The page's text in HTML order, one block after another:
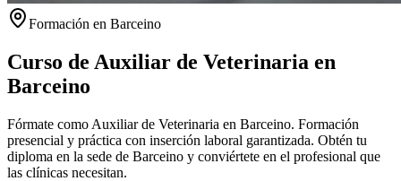
Formación en Barceino
Curso de Auxiliar de Veterinaria en
Barceino
Fórmate como Auxiliar de Veterinaria en Barceino. Formación
presencial y práctica con inserción laboral garantizada. Obtén tu
diploma en la sede de Barceino y conviértete en el profesional que
las clínicas necesitan.